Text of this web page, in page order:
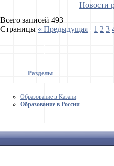
Новости
Всего записей 493
Страницы « Предыдущая 1 2 3
Разделы
Образование в Казани
Образование в России